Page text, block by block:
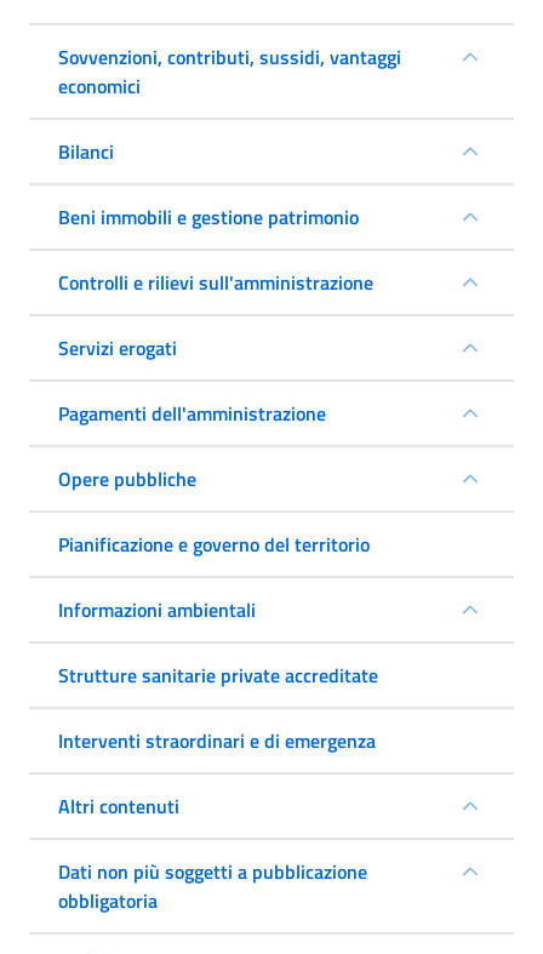
Sovvenzioni, contributi, sussidi, vantaggi
economici
Bilanci
Beni immobili e gestione patrimonio
Controlli e rilievi sull'amministrazione
Servizi erogati
Pagamenti dell'amministrazione
Opere pubbliche
Pianificazione e governo del territorio
Informazioni ambientali
Strutture sanitarie private accreditate
Interventi straordinari e di emergenza
Altri contenuti
Dati non più soggetti a pubblicazione
obbligatoria